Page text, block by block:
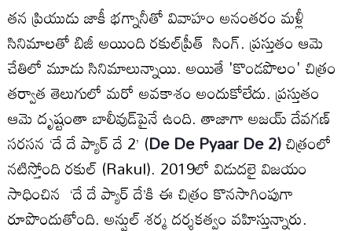
తన ప్రియుడు జాకీ భగ్నానీతో వివాహం అనంతరం మళ్లీ
సినిమాలతో బిజీ అయింది రకుల్‌ప్రీత్ సింగ్‌. ప్రస్తుతం ఆమె
చేతిలో మూడు సినిమాలున్నాయి. అయితే 'కొండపొలం' చిత్రం
తర్వాత తెలుగులో మరో అవకాశం అందుకోలేదు. ప్రస్తుతం
ఆమె దృష్టంతా బాలీవుడ్‌పైనే ఉంది. తాజాగా అజయ్‌ దేవగణ్‌
సరసన ‘దే దే ప్యార్‌ దే 2’ (De De Pyaar De 2)చిత్రంలో
నటిస్తోంది రకుల్‌ (Rakul). 2019లో విడుదలై విజయం
సాధించిన ‘దే దే ప్యార్‌ దే’కి ఈ చిత్రం కొనసాగింపుగా
రూపొందుతోంది. అన్షుల్‌ శర్మ దర్శకత్వం వహిస్తున్నారు.